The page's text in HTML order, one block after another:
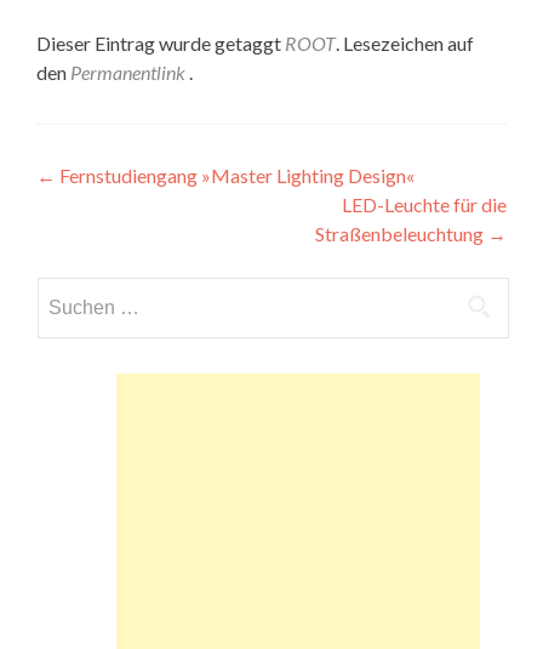
Dieser Eintrag wurde getaggt ROOT. Lesezeichen auf
den Permanentlink .
Beitragsnavigation
← Fernstudiengang »Master Lighting Design«
LED-Leuchte für die
Straßenbeleuchtung →
nach: